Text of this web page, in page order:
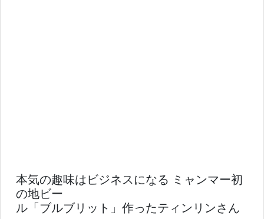
本気の趣味はビジネスになる ミャンマー初
の地ビー
ル「ブルブリット」作ったティンリンさん